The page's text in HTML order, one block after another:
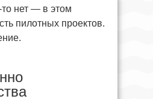
то нет — в этом
пилотных проектов.